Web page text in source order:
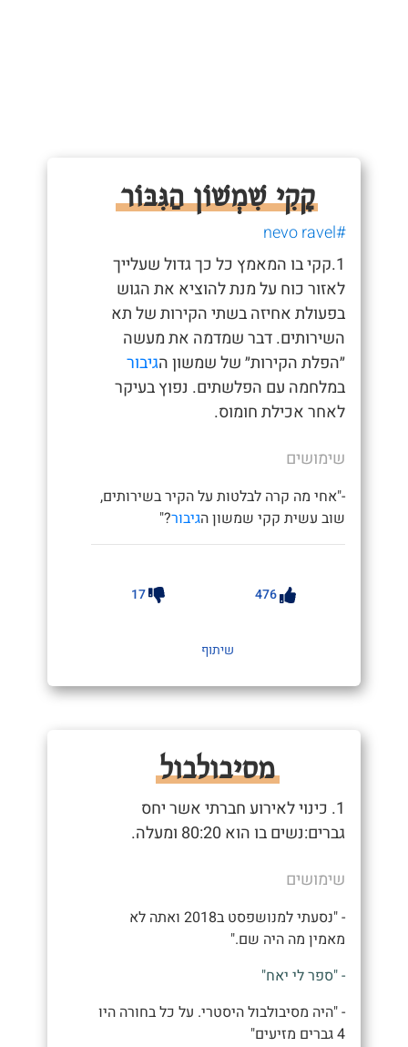
קָקִי שִׁמְשׁוֹן הַגִּבּוֹר
#nevo ravel
1.קקי בו המאמץ כל כך גדול שעלייך
לאזור כוח על מנת להוציא את הגוש
בפעולת אחיזה בשתי הקירות של תא
השירותים. דבר שמדמה את מעשה
״הפלת הקירות״ של שמשון הגיבור
במלחמה עם הפלשתים. נפוץ בעיקר
לאחר אכילת חומוס.
שימושים
-"אחי מה קרה לבלטות על הקיר בשירותים,
שוב עשית קקי שמשון הגיבור?"
476
17
שיתוף
מסיבולבול
1. כינוי לאירוע חברתי אשר יחס
גברים:נשים בו הוא 80:20 ומעלה.
שימושים
- "נסעתי למנושפסט ב2018 ואתה לא
מאמין מה היה שם."
- "ספר לי יאח"
- "היה מסיבולבול היסטרי. על כל בחורה היו
4 גברים מזיעים"